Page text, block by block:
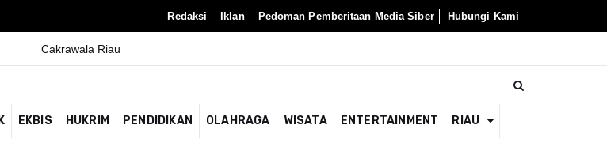
Redaksi Iklan Pedoman Pemberitaan Media Siber Hubungi Kami
EKBIS HUKRIM PENDIDIKAN OLAHRAGA WISATA ENTERTAINMENT RIAU